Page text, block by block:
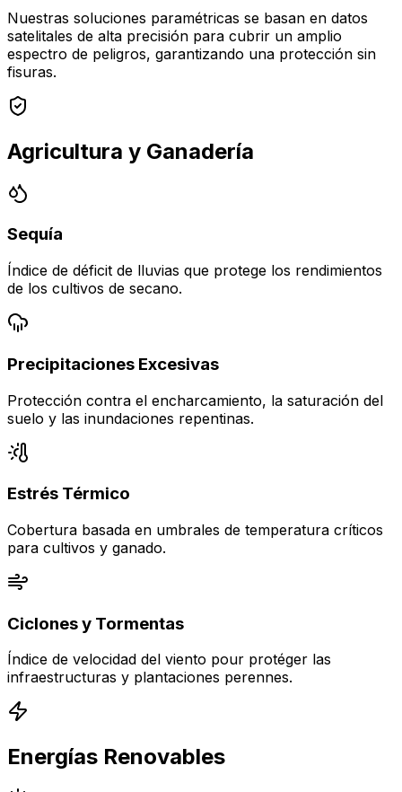
Nuestras soluciones paramétricas se basan en datos
satelitales de alta precisión para cubrir un amplio
espectro de peligros, garantizando una protección sin
fisuras.
Agricultura y Ganadería
Sequía
Índice de déficit de lluvias que protege los rendimientos
de los cultivos de secano.
Precipitaciones Excesivas
Protección contra el encharcamiento, la saturación del
suelo y las inundaciones repentinas.
Estrés Térmico
Cobertura basada en umbrales de temperatura críticos
para cultivos y ganado.
Ciclones y Tormentas
Índice de velocidad del viento pour protéger las
infraestructuras y plantaciones perennes.
Energías Renovables